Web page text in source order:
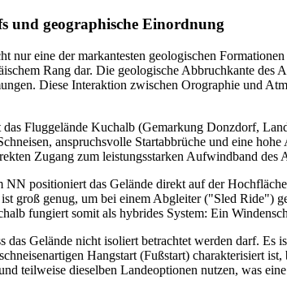
und geographische Einordnung
nur eine der markantesten geologischen
Rang dar. Die geologische Abbruchkante
Diese Interaktion zwischen Orographie und
Fluggelände Kuchalb (Gemarkung Donzdorf,
anspruchsvolle Startabbrüche und eine
Zugang zum leistungsstarken Aufwindband des
NN positioniert das Gelände direkt auf der
groß genug, um bei einem Abgleiter ("Sled Ride")
fungiert somit als hybrides System: Ein
das Gelände nicht isoliert betrachtet werden darf. Es
Hangstart (Fußstart) charakterisiert
teilweise dieselben Landeoptionen nutzen, was